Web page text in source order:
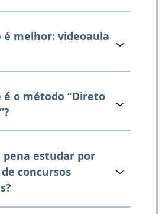
é melhor: videoaula
é o método “Direto
pena estudar por
concursos